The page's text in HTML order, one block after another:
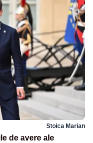
Stoica Marian
de avere ale